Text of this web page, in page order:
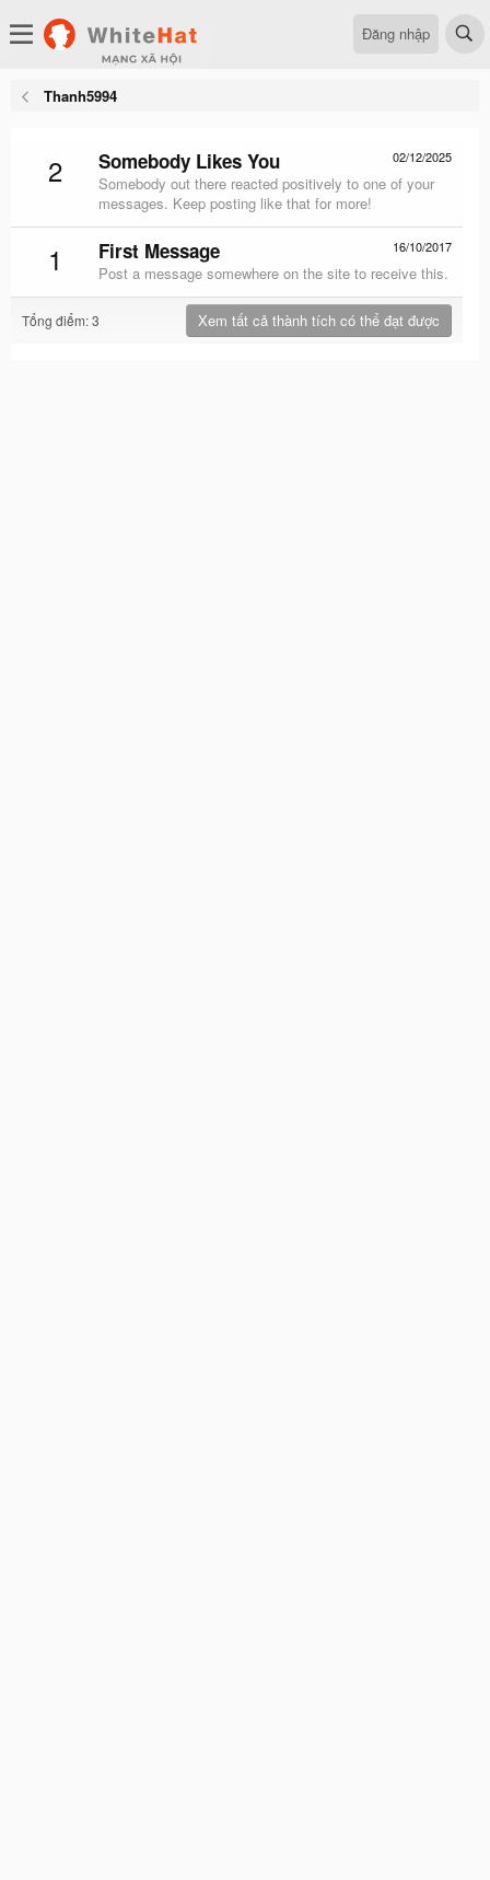
Đăng nhập
Thanh5994
2 02/12/2025
Somebody Likes You
Somebody out there reacted positively to one of your
messages. Keep posting like that for more!
1 16/10/2017
First Message
Post a message somewhere on the site to receive this.
Tổng điểm: 3 Xem tất cả thành tích có thể đạt được